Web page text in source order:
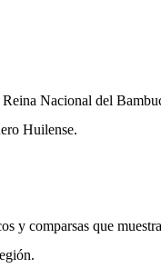
Nacional del
Huilense.
y comparsas que